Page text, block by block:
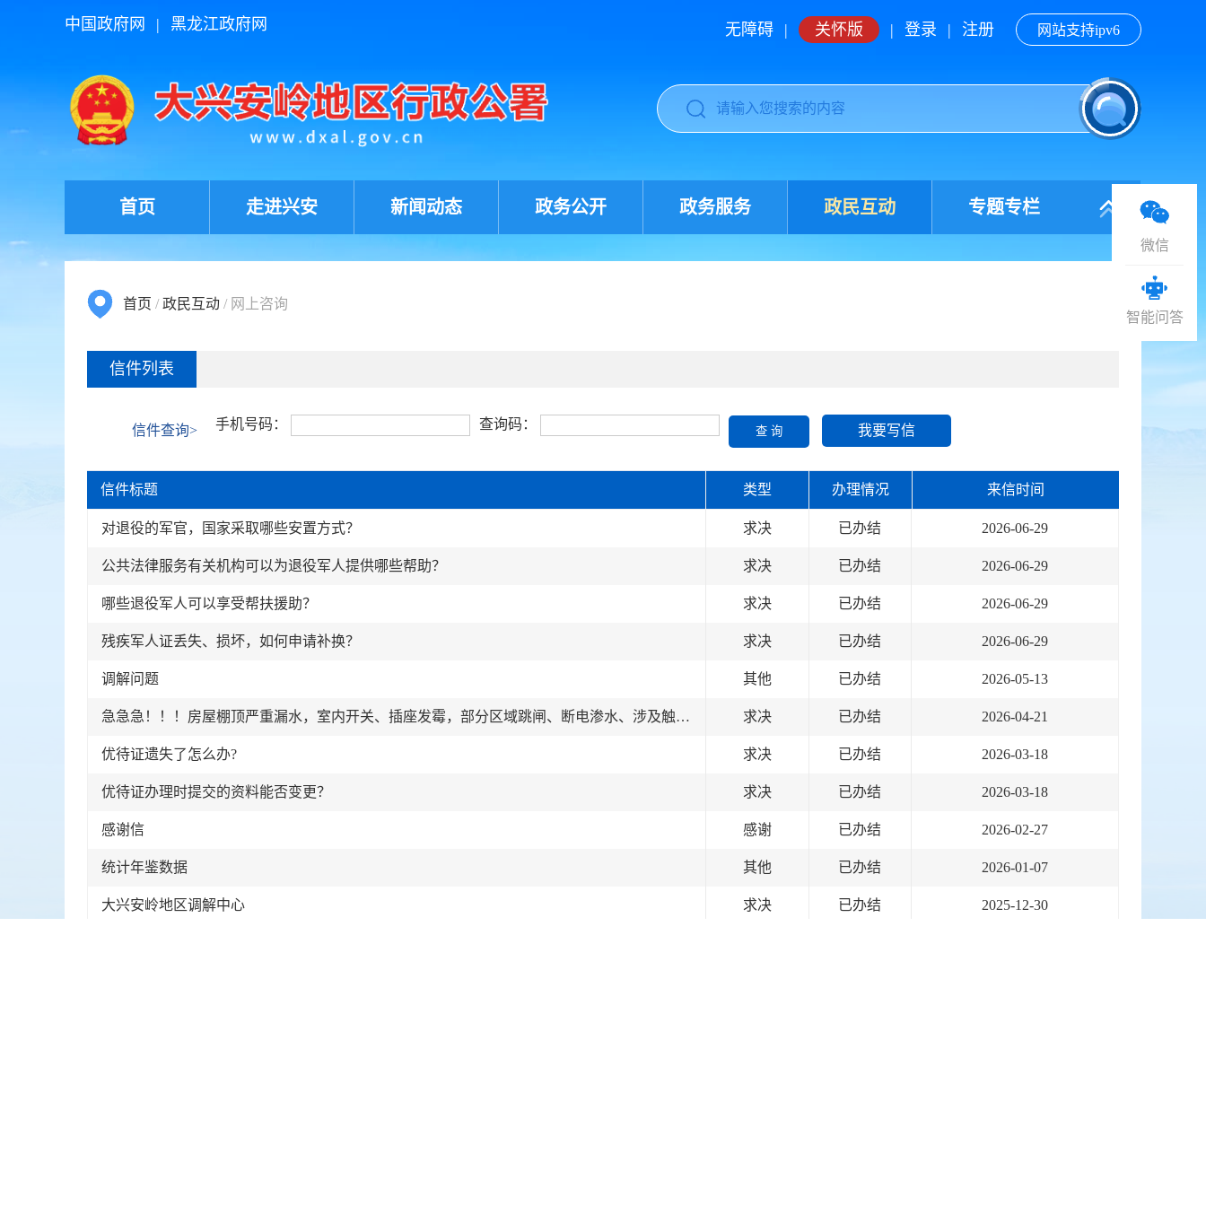
中国政府网 | 黑龙江政府网 无障碍 | 关怀版 | 登录 | 注册 网站支持ipv6
首页 走进兴安 新闻动态 政务公开 政务服务 政民互动 专题专栏
首页 /政民互动 / 网上咨询
信件列表
信件查询> 手机号码： 查询码： 查 询 我要写信
信件标题 类型 办理情况 来信时间
对退役的军官，国家采取哪些安置方式？ 求决 已办结 2026-06-29
公共法律服务有关机构可以为退役军人提供哪些帮助？ 求决 已办结 2026-06-29
哪些退役军人可以享受帮扶援助？ 求决 已办结 2026-06-29
残疾军人证丢失、损坏，如何申请补换？ 求决 已办结 2026-06-29
调解问题 其他 已办结 2026-05-13
急急急！！！房屋棚顶严重漏水，室内开关、插座发霉，部分区域跳闸、断电渗水、涉及触电、火灾重大人身安全！！！ 求决 已办结 2026-04-21
优待证遗失了怎么办? 求决 已办结 2026-03-18
优待证办理时提交的资料能否变更？ 求决 已办结 2026-03-18
感谢信 感谢 已办结 2026-02-27
统计年鉴数据 其他 已办结 2026-01-07
大兴安岭地区调解中心 求决 已办结 2025-12-30
微信
智能问答